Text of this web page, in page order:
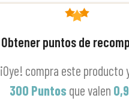
Obtener puntos de
¡Oye! compra este producto
300 Puntos que valen